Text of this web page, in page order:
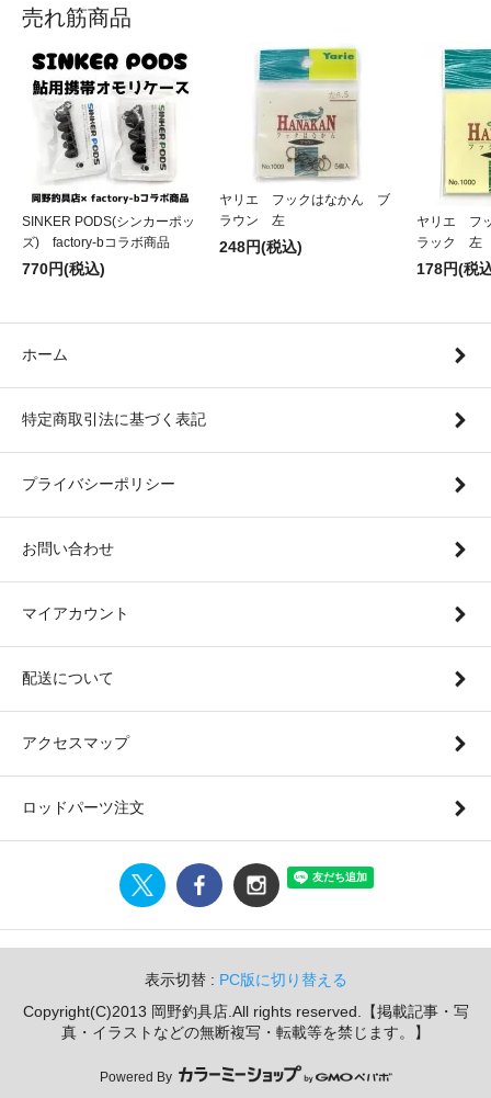
売れ筋商品
SINKER PODS(シンカーポッ
ズ) factory-bコラボ商品
770円(税込)
ヤリエ フックはなかん ブ
ラウン 左
248円(税込)
ヤリエ フ
ラック 左
178円(税
ホーム
特定商取引法に基づく表記
プライバシーポリシー
お問い合わせ
マイアカウント
配送について
アクセスマップ
ロッドパーツ注文
表示切替 : PC版に切り替える
Copyright(C)2013 岡野釣具店.All rights reserved.【掲載記事・写
真・イラストなどの無断複写・転載等を禁じます。】
Powered By